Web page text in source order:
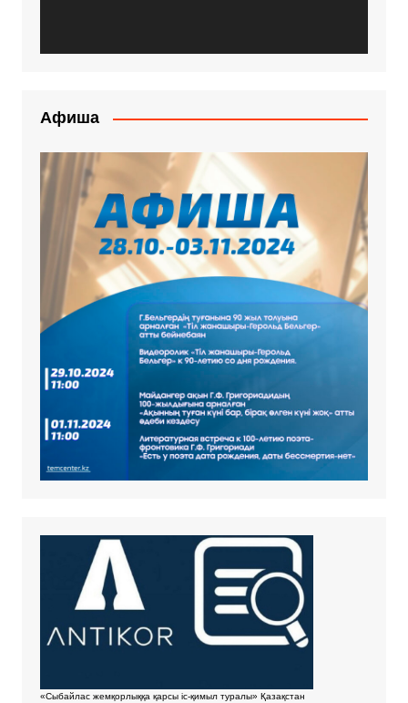
Афиша
«Сыбайлас жемқорлыққа қарсы іс-қимыл туралы» Қазақстан